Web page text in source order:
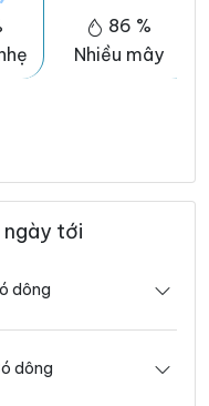
86 %
Nhiều mây
ngày tới
dông
dông